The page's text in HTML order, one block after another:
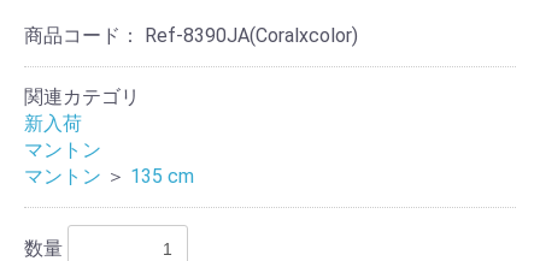
商品コード： Ref-8390JA(Coralxcolor)
関連カテゴリ
新入荷
マントン
マントン ＞ 135 cm
数量